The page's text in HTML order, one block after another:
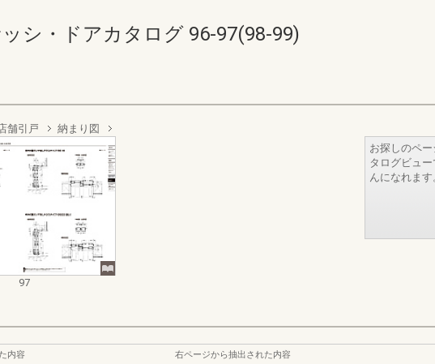
シ・ドアカタログ 96-97(98-99)
舗引戸 納まり図
97
お探しのペ
タログビュ
んになれます
内容
右ページから抽出された内容